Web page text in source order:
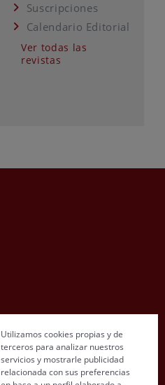
Suscripciones
Calendario Editorial
Ver todas las
revistas
Utilizamos cookies propias y de
terceros para analizar nuestros
servicios y mostrarle publicidad
relacionada con sus preferencias